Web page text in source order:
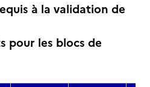
à la validation de
pour les blocs de